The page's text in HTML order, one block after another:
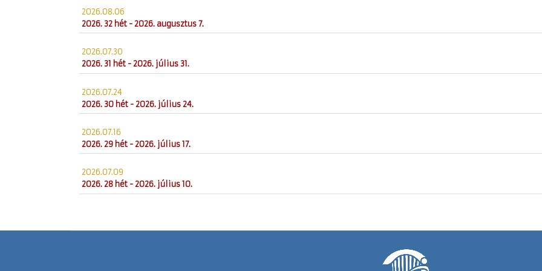
2026.08.06
2026. 32 hét - 2026. augusztus 7.
2026.07.30
2026. 31 hét - 2026. július 31.
2026.07.24
2026. 30 hét - 2026. július 24.
2026.07.16
2026. 29 hét - 2026. július 17.
2026.07.09
2026. 28 hét - 2026. július 10.